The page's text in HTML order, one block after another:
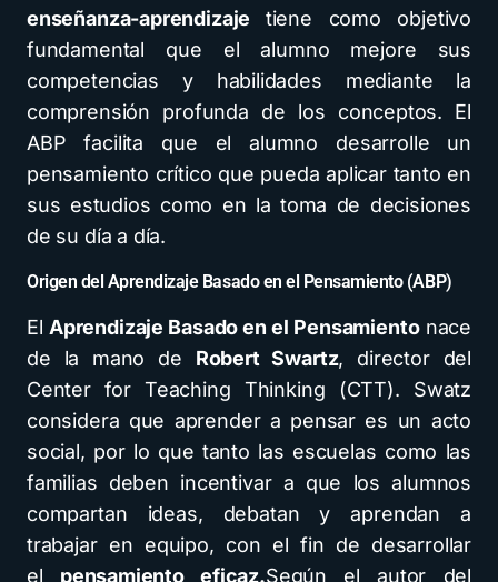
enseñanza-aprendizaje tiene como objetivo
fundamental que el alumno mejore sus
competencias y habilidades mediante la
comprensión profunda de los conceptos. El
ABP facilita que el alumno desarrolle un
pensamiento crítico que pueda aplicar tanto en
sus estudios como en la toma de decisiones
de su día a día.
Origen del Aprendizaje Basado en el Pensamiento (ABP)
El Aprendizaje Basado en el Pensamientonace
de la mano de Robert Swartz, director del
Center for Teaching Thinking (CTT). Swatz
considera que aprender a pensar es un acto
social, por lo que tanto las escuelas como las
familias deben incentivar a que los alumnos
compartan ideas, debatan y aprendan a
trabajar en equipo, con el fin de desarrollar
el pensamiento eficaz.Según el autor del